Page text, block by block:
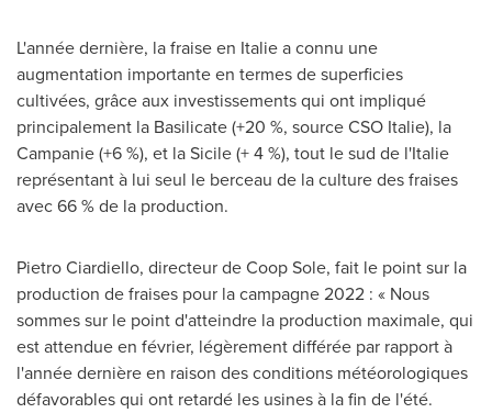
L'année dernière, la fraise en Italie a connu une
augmentation importante en termes de superficies
cultivées, grâce aux investissements qui ont impliqué
principalement la Basilicate (+20 %, source CSO Italie), la
Campanie (+6 %), et la Sicile (+ 4 %), tout le sud de l'Italie
représentant à lui seul le berceau de la culture des fraises
avec 66 % de la production.
Pietro Ciardiello, directeur de Coop Sole, fait le point sur la
production de fraises pour la campagne 2022 : « Nous
sommes sur le point d'atteindre la production maximale, qui
est attendue en février, légèrement différée par rapport à
l'année dernière en raison des conditions météorologiques
défavorables qui ont retardé les usines à la fin de l'été.